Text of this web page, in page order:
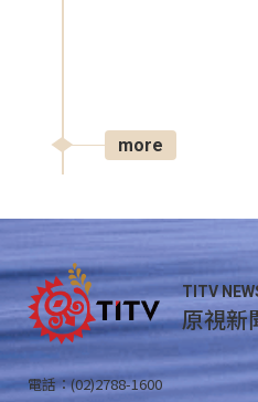
more
TITV
原視新
電話：(02)2788-1600